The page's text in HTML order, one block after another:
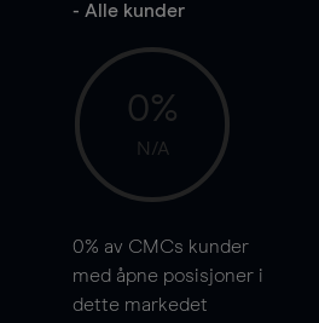
- Alle kunder
0%
N/A
0% av CMCs kunder
med åpne posisjoner i
dette markedet